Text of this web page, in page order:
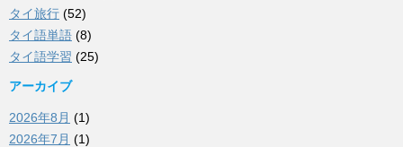
タイ旅行 (52)
タイ語単語 (8)
タイ語学習 (25)
アーカイブ
2026年8月 (1)
2026年7月 (1)